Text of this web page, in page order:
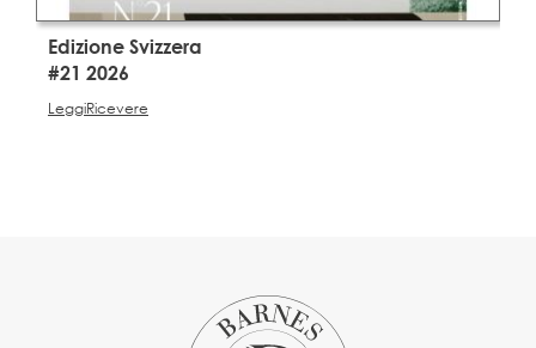
Edizione Svizzera
#21 2026
LeggiRicevere